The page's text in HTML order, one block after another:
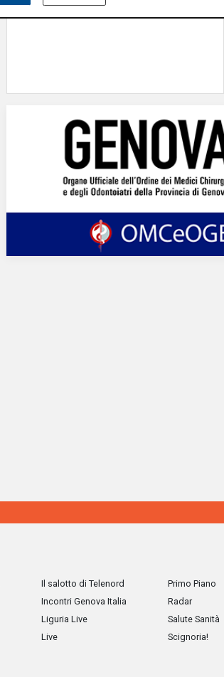
di F.S.
Il salotto di Telenord
Incontri Genova Italia
Liguria Live
Live
Primo Piano
Radar
Salute Sanità
Scignoria!